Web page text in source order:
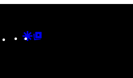
Instagram
TikTokYouTube
Google